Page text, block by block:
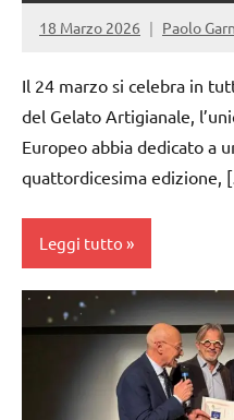
18 Marzo 2026 Paolo
Il 24 marzo si celebra in
del Gelato Artigianale,
Europeo abbia dedicato a
quattordicesima edizione,
Leggi tutto
gelataio